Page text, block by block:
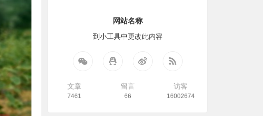
网站名称
到小工具中更改此内容
文章
7461
留言
66
访客
16002674